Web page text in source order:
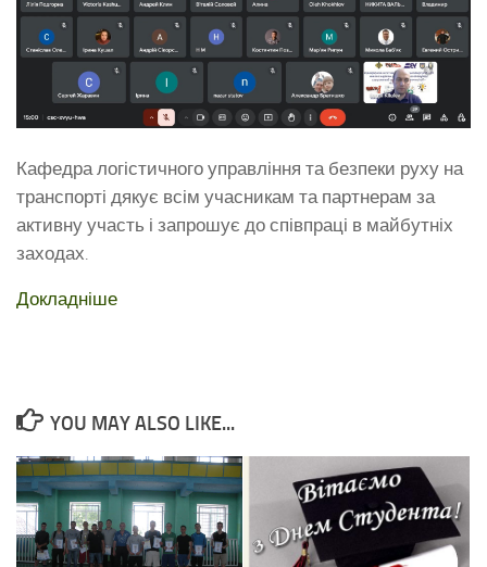
Кафедра логістичного управління та безпеки руху на
транспорті дякує всім учасникам та партнерам за
активну участь і запрошує до співпраці в майбутніх
заходах.
Докладніше
YOU MAY ALSO LIKE...